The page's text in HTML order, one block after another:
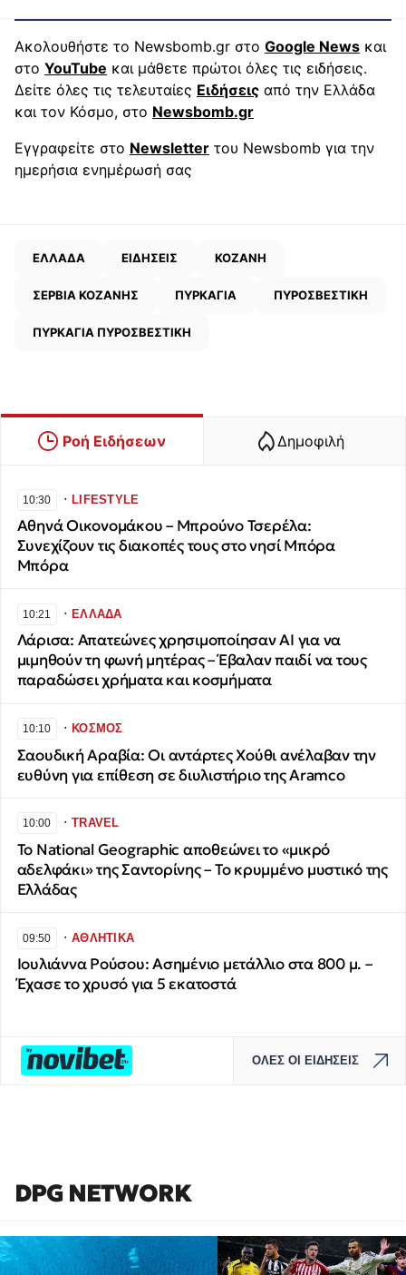
Ακολουθήστε το Newsbomb.gr στο Google News και
στο YouTube και μάθετε πρώτοι όλες τις ειδήσεις.
Δείτε όλες τις τελευταίες Ειδήσεις από την Ελλάδα
και τον Κόσμο, στο Newsbomb.gr
Εγγραφείτε στο Newsletter του Newsbomb για την
ημερήσια ενημέρωσή σας
ΕΛΛΑΔΑ ΕΙΔΗΣΕΙΣ ΚΟΖΑΝΗ
ΣΕΡΒΙΑ ΚΟΖΑΝΗΣ ΠΥΡΚΑΓΙΑ ΠΥΡΟΣΒΕΣΤΙΚΗ
ΠΥΡΚΑΓΙΑ ΠΥΡΟΣΒΕΣΤΙΚΗ
Ροή Ειδήσεων Δημοφιλή
10:30 ∙LIFESTYLE
Αθηνά Οικονομάκου – Μπρούνο Τσερέλα:
Συνεχίζουν τις διακοπές τους στο νησί Μπόρα
Μπόρα
10:21 ∙ΕΛΛΑΔΑ
Λάρισα: Απατεώνες χρησιμοποίησαν AI για να
μιμηθούν τη φωνή μητέρας – Έβαλαν παιδί να τους
παραδώσει χρήματα και κοσμήματα
10:10 ∙ΚΟΣΜΟΣ
Σαουδική Αραβία: Οι αντάρτες Χούθι ανέλαβαν την
ευθύνη για επίθεση σε διυλιστήριο της Aramco
10:00 ∙TRAVEL
Το National Geographic αποθεώνει το «μικρό
αδελφάκι» της Σαντορίνης – Το κρυμμένο μυστικό της
Ελλάδας
09:50 ∙ΑΘΛΗΤΙΚΑ
Ιουλιάννα Ρούσου: Ασημένιο μετάλλιο στα 800 μ. –
Έχασε το χρυσό για 5 εκατοστά
ΟΛΕΣ ΟΙ ΕΙΔΗΣΕΙΣ
DPG NETWORK